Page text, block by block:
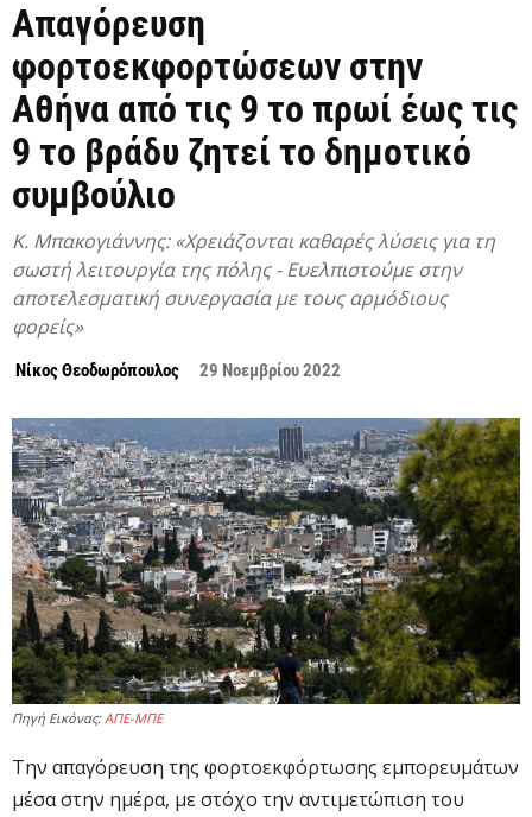
Απαγόρευση
φορτοεκφορτώσεων στην
Αθήνα από τις 9 το πρωί έως τις
9 το βράδυ ζητεί το δημοτικό
συμβούλιο
Κ. Μπακογιάννης: «Χρειάζονται καθαρές λύσεις για τη
σωστή λειτουργία της πόλης - Ευελπιστούμε στην
αποτελεσματική συνεργασία με τους αρμόδιους
φορείς»
Νίκος Θεοδωρόπουλος 29 Νοεμβρίου 2022
Πηγή Εικόνας:ΑΠΕ-ΜΠΕ
Την απαγόρευση της φορτοεκφόρτωσης εμπορευμάτων
μέσα στην ημέρα, με στόχο την αντιμετώπιση του